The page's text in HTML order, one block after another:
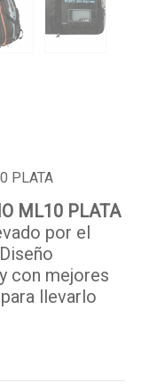
PLATA
ML10 PLATA
por el
con mejores
llevarlo